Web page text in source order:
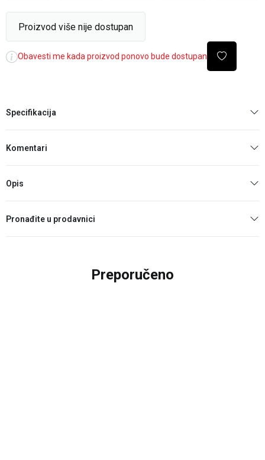
Proizvod više nije dostupan
Obavesti me kada proizvod ponovo bude dostupan
Specifikacija
Komentari
Opis
Pronađite u prodavnici
Preporučeno